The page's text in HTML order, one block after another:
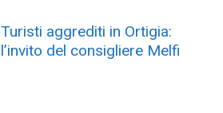
Turisti aggrediti in Ortigia:
l’invito del consigliere Melfi